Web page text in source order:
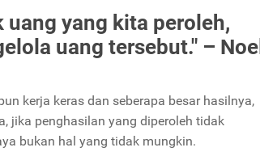
uang yang kita peroleh,
uang tersebut." – Noel
kerja keras dan seberapa besar hasilnya,
jika penghasilan yang diperoleh tidak
bukan hal yang tidak mungkin.